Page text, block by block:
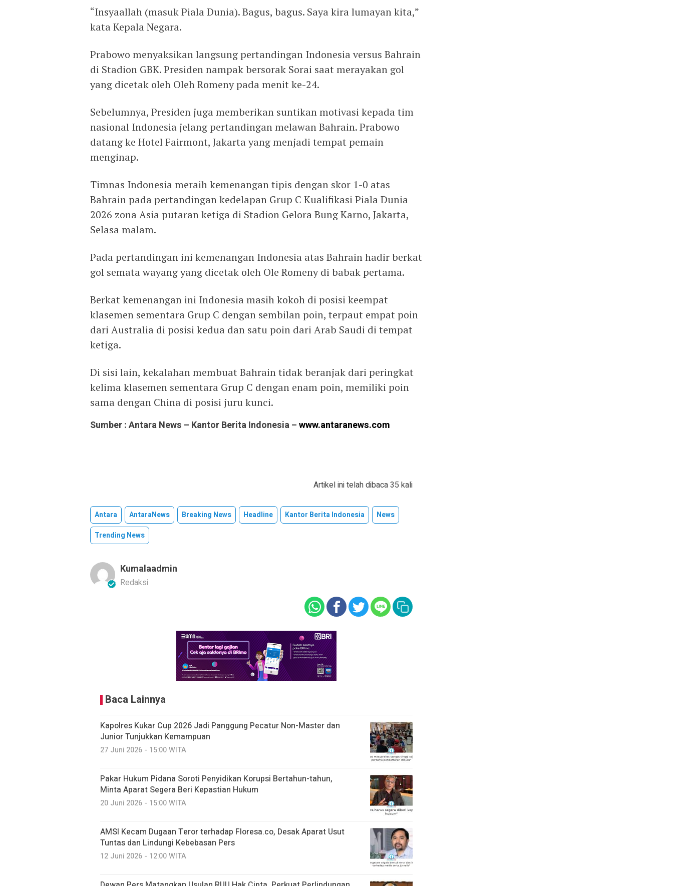
“Insyaallah (masuk Piala Dunia). Bagus, bagus. Saya kira lumayan kita,”
kata Kepala Negara.
Prabowo menyaksikan langsung pertandingan Indonesia versus Bahrain
di Stadion GBK. Presiden nampak bersorak Sorai saat merayakan gol
yang dicetak oleh Oleh Romeny pada menit ke-24.
Sebelumnya, Presiden juga memberikan suntikan motivasi kepada tim
nasional Indonesia jelang pertandingan melawan Bahrain. Prabowo
datang ke Hotel Fairmont, Jakarta yang menjadi tempat pemain
menginap.
Timnas Indonesia meraih kemenangan tipis dengan skor 1-0 atas
Bahrain pada pertandingan kedelapan Grup C Kualifikasi Piala Dunia
2026 zona Asia putaran ketiga di Stadion Gelora Bung Karno, Jakarta,
Selasa malam.
Pada pertandingan ini kemenangan Indonesia atas Bahrain hadir berkat
gol semata wayang yang dicetak oleh Ole Romeny di babak pertama.
Berkat kemenangan ini Indonesia masih kokoh di posisi keempat
klasemen sementara Grup C dengan sembilan poin, terpaut empat poin
dari Australia di posisi kedua dan satu poin dari Arab Saudi di tempat
ketiga.
Di sisi lain, kekalahan membuat Bahrain tidak beranjak dari peringkat
kelima klasemen sementara Grup C dengan enam poin, memiliki poin
sama dengan China di posisi juru kunci.
Sumber : Antara News – Kantor Berita Indonesia –www.antaranews.com
Artikel ini telah dibaca 35 kali
Antara AntaraNews Breaking News Headline Kantor Berita Indonesia
News
Trending News
Kumalaadmin
Redaksi
Baca Lainnya
Kapolres Kukar Cup 2026 Jadi Panggung Pecatur Non-Master dan
Junior Tunjukkan Kemampuan
27 Juni 2026 - 15:00 WITA
Pakar Hukum Pidana Soroti Penyidikan Korupsi Bertahun-tahun,
Minta Aparat Segera Beri Kepastian Hukum
20 Juni 2026 - 15:00 WITA
AMSI Kecam Dugaan Teror terhadap Floresa.co, Desak Aparat Usut
Tuntas dan Lindungi Kebebasan Pers
12 Juni 2026 - 12:00 WITA